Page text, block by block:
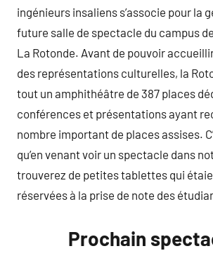
ingénieurs insaliens s’associe pour la
future salle de spectacle du campus de
La Rotonde. Avant de pouvoir
des représentations culturelles, la
tout un amphithéâtre de 387 places
conférences et présentations ayant
nombre important de places assises.
qu’en venant voir un spectacle dans
trouverez de petites tablettes qui
réservées à la prise de note des
Prochain